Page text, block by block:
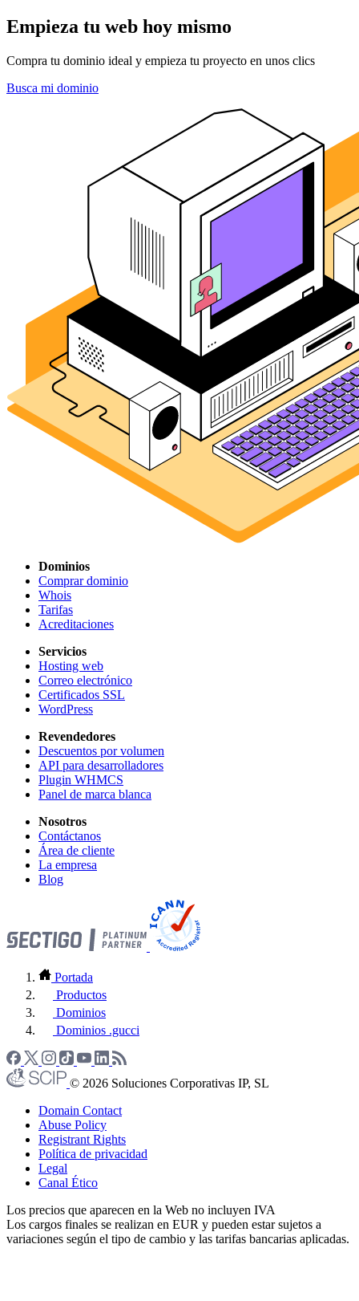
Empieza tu web hoy mismo
Compra tu dominio ideal y empieza tu proyecto en unos clics
Busca mi dominio
Dominios
Comprar dominio
Whois
Tarifas
Acreditaciones
Servicios
Hosting web
Correo electrónico
Certificados SSL
WordPress
Revendedores
Descuentos por volumen
API para desarrolladores
Plugin WHMCS
Panel de marca blanca
Nosotros
Contáctanos
Área de cliente
La empresa
Blog
Portada
Productos
Dominios
Dominios .gucci
© 2026 Soluciones Corporativas IP, SL
Domain Contact
Abuse Policy
Registrant Rights
Política de privacidad
Legal
Canal Ético
Los precios que aparecen en la Web no incluyen IVA
Los cargos finales se realizan en EUR y pueden estar sujetos a
variaciones según el tipo de cambio y las tarifas bancarias aplicadas.